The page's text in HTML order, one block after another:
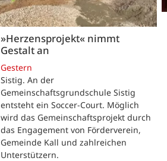
»Herzensprojekt« nimmt
Gestalt an
Gestern
Sistig. An der
Gemeinschaftsgrundschule Sistig
entsteht ein Soccer-Court. Möglich
wird das Gemeinschaftsprojekt durch
das Engagement von Förderverein,
Gemeinde Kall und zahlreichen
Unterstützern.